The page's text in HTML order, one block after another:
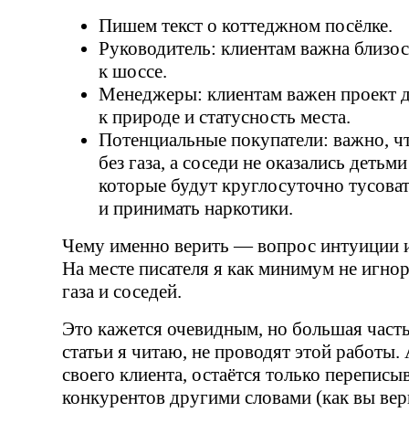
Пишем текст о коттеджном посёлке.
Руководитель: клиентам важна
к шоссе.
Менеджеры: клиентам важен проект
к природе и статусность места.
Потенциальные покупатели: важно,
без газа, а соседи не оказались
которые будут круглосуточно
и принимать наркотики.
Чему именно верить — вопрос интуиции
На месте писателя я как минимум не
газа и соседей.
Это кажется очевидным, но большая
статьи я читаю, не проводят этой работы.
своего клиента, остаётся только
конкурентов другими словами (как вы